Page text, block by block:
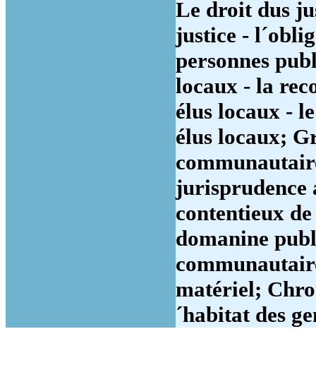
Le droit dus
justice -
personnes
locaux - la
élus locaux -
élus locaux;
jurisprudence
contentieux
domanine
matériel;
´habitat des